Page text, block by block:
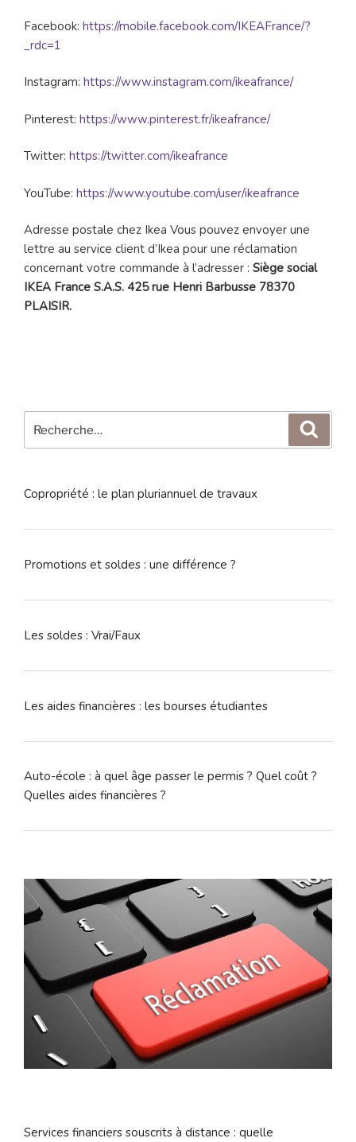
Facebook: https://mobile.facebook.com/IKEAFrance/?
_rdc=1
Instagram: https://www.instagram.com/ikeafrance/
Pinterest: https://www.pinterest.fr/ikeafrance/
Twitter: https://twitter.com/ikeafrance
YouTube: https://www.youtube.com/user/ikeafrance
Adresse postale chez Ikea Vous pouvez envoyer une
lettre au service client d’Ikea pour une réclamation
concernant votre commande à l’adresser : Siège social
IKEA France S.A.S. 425 rue Henri Barbusse 78370
PLAISIR.
pour
Copropriété : le plan pluriannuel de travaux
Promotions et soldes : une différence ?
Les soldes : Vrai/Faux
Les aides financières : les bourses étudiantes
Auto-école : à quel âge passer le permis ? Quel coût ?
Quelles aides financières ?
Services financiers souscrits à distance : quelle